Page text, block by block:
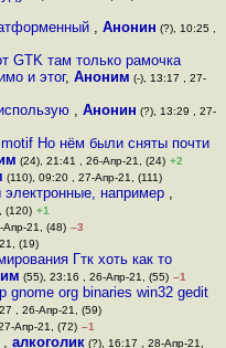
, Анонин (?), 10:25 ,
GTK там только рамочка
и этог,Аноним (-), 13:17 , 27-
, Анонин (?), 13:29 , 27-
Но нём были сняты почти
(24), 21:41 , 26-Апр-21, (24) +2
(110), 09:20 , 27-Апр-21, (111)
например ,
(120) +1
Апр-21, (48) –3
(19)
Гтк хоть как то
(55), 23:16 , 26-Апр-21, (55) –1
gnome org binaries win32 gedit
, 26-Апр-21, (59)
Апр-21, (72) –1
,алкоголик (?), 16:17 , 28-Апр-21,